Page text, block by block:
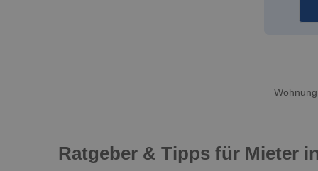
Ratgeber & Tipps für Mieter